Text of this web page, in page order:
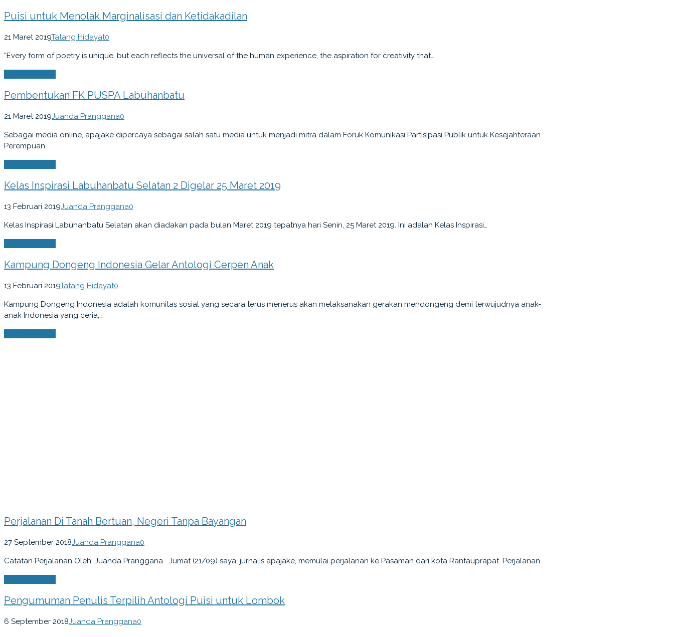
Puisi untuk Menolak Marginalisasi dan Ketidakadilan
21 Maret 2019Tatang Hidayat0
“Every form of poetry is unique, but each reflects the universal of the human experience, the aspiration for creativity that…
Pembentukan FK PUSPA Labuhanbatu
21 Maret 2019Juanda Pranggana0
Sebagai media online, apajake dipercaya sebagai salah satu media untuk menjadi mitra dalam Foruk Komunikasi Partisipasi Publik untuk Kesejahteraan
Perempuan…
Kelas Inspirasi Labuhanbatu Selatan 2 Digelar 25 Maret 2019
13 Februari 2019Juanda Pranggana0
Kelas Inspirasi Labuhanbatu Selatan akan diadakan pada bulan Maret 2019 tepatnya hari Senin, 25 Maret 2019. Ini adalah Kelas Inspirasi…
Kampung Dongeng Indonesia Gelar Antologi Cerpen Anak
13 Februari 2019Tatang Hidayat0
Kampung Dongeng Indonesia adalah komunitas sosial yang secara terus menerus akan melaksanakan gerakan mendongeng demi terwujudnya anak-
anak Indonesia yang ceria,…
Perjalanan Di Tanah Bertuan, Negeri Tanpa Bayangan
27 September 2018Juanda Pranggana0
Catatan Perjalanan Oleh: Juanda Pranggana Jumat (21/09) saya, jurnalis apajake, memulai perjalanan ke Pasaman dari kota Rantauprapat. Perjalanan…
Pengumuman Penulis Terpilih Antologi Puisi untuk Lombok
6 September 2018Juanda Pranggana0